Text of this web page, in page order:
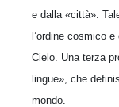
e dalla «città».
l’ordine cosmico
Cielo. Una terza
lingue», che
mondo.